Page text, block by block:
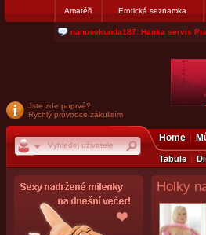
Amatéři Erotická seznamka
nanosekunda187: Hanka servis
Jste zde poprvé?
Rychlý průvodce zákulisím
Home
Tabule
Holky